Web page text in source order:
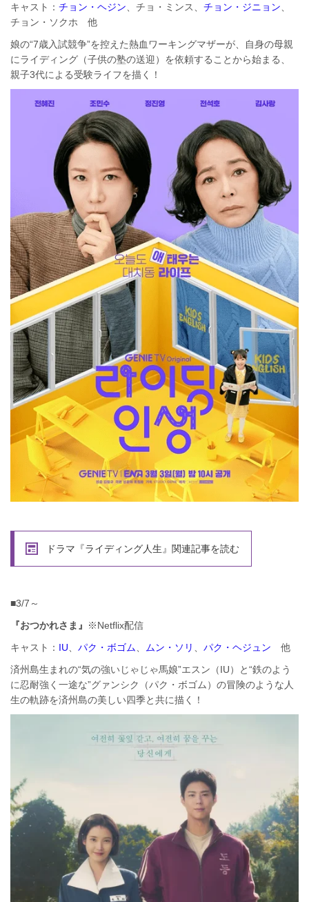
キャスト： チョン・ヘジン 、チョ・ミンス、 チョン・ジニョン
チョン・ソクホ 他
娘の“7歳入試競争”を控えた熱血ワーキングマザーが、自身の母親
にライディング（子供の塾の送迎）を依頼することから始まる、
親子3代による受験ライフを描く！
ドラマ『ライディング人生』関連記事を読む
■3/7～
『おつかれさま』
※Netflix配信
キャスト： IU、 パク・ボゴム、 ムン・ソリ 、 パク・ヘジュン 他
済州島生まれの“気の強いじゃじゃ馬娘”エスン（IU）と“鉄のよう
に忍耐強く一途な”グァンシク（パク・ボゴム）の冒険のような人
生の軌跡を済州島の美しい四季と共に描く！